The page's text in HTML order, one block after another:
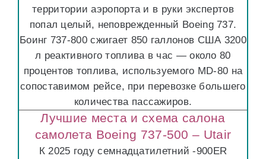
территории аэропорта и в руки экспертов
попал целый, неповрежденный Boeing 737.
Боинг 737-800 сжигает 850 галлонов США 3200
л реактивного топлива в час — около 80
процентов топлива, используемого MD-80 на
сопоставимом рейсе, при перевозке большего
количества пассажиров.
Лучшие места и схема салона
самолета Boeing 737-500 – Utair
К 2025 году семнадцатилетний -900ER